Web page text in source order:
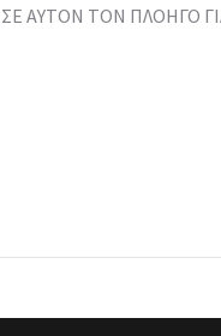
ΑΥΤΌΝ ΤΟΝ ΠΛΟΗΓΌ